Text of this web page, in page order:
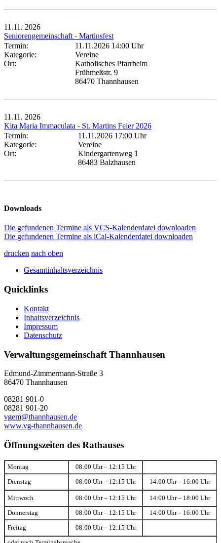
11.11. 2026
Seniorengemeinschaft - Martinsfest
Termin:
11.11.2026 14:00 Uhr
Kategorie:
Vereine
Ort:
Katholisches Pfarrheim
Frühmeßstr. 9
86470 Thannhausen
11.11. 2026
Kita Maria Immaculata - St. Martins Feier 2026
Termin:
11.11.2026 17:00 Uhr
Kategorie:
Vereine
Ort:
Kindergartenweg 1
86483 Balzhausen
Downloads
Die gefundenen Termine als VCS-Kalenderdatei downloaden
Die gefundenen Termine als iCal-Kalenderdatei downloaden
drucken nach oben
Gesamtinhaltsverzeichnis
Quicklinks
Kontakt
Inhaltsverzeichnis
Impressum
Datenschutz
Verwaltungsgemeinschaft Thannhausen
Edmund-Zimmermann-Straße 3
86470 Thannhausen
08281 901-0
08281 901-20
vgem@thannhausen.de
www.vg-thannhausen.de
Öffnungszeiten des Rathauses
Montag 08:00 Uhr – 12:15 Uhr
Dienstag 08:00 Uhr – 12:15 Uhr 14:00 Uhr – 16:00 Uhr
Mittwoch 08:00 Uhr – 12:15 Uhr 14:00 Uhr – 18:00 Uhr
Donnerstag 08:00 Uhr – 12:15 Uhr 14:00 Uhr – 16:00 Uhr
Freitag 08:00 Uhr – 12:15 Uhr